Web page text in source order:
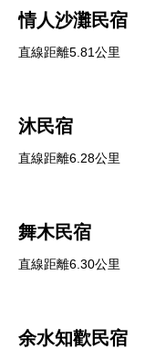
情人沙灘民宿
直線距離5.81公里
沐民宿
直線距離6.28公里
舞木民宿
直線距離6.30公里
余水知歡民宿